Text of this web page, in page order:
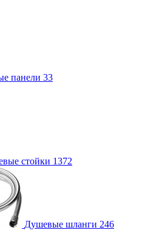
панели 33
стойки 1372
Душевые шланги 246